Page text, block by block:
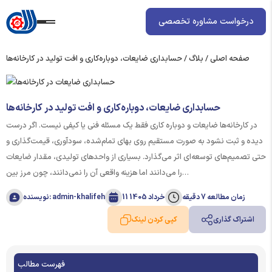
درخواست مشاوره تخصصی
صفحه اصلی/ بلاگ/حسابداری ضایعات، دوباره‌کاری و افت تولید در کارخانه‌ها
حسابداری ضایعات، دوباره‌کاری و افت تولید در کارخانه‌ها
در کارخانه‌ها ضایعات و دوباره‌ کاری فقط یک مسئله فنی یا کیفی نیست. اگر درست
دیده و ثبت نشود به ‌صورت مستقیم روی بهای تمام‌شده، سودآوری، قیمت‌گذاری و
حتی تصمیم‌های توسعه‌ای اثر می‌گذارد. بسیاری از واحدهای تولیدی، مقدار ضایعات
را می‌دانند اما هزینه واقعی آن را نمی‌دانند، چون مرز بین…
نویسنده: admin-khalifeh 11 خرداد 1405 زمان مطالعه 7 دقیقه
اشتراک گذاری کپی کردن لینک
فهرست مطالب